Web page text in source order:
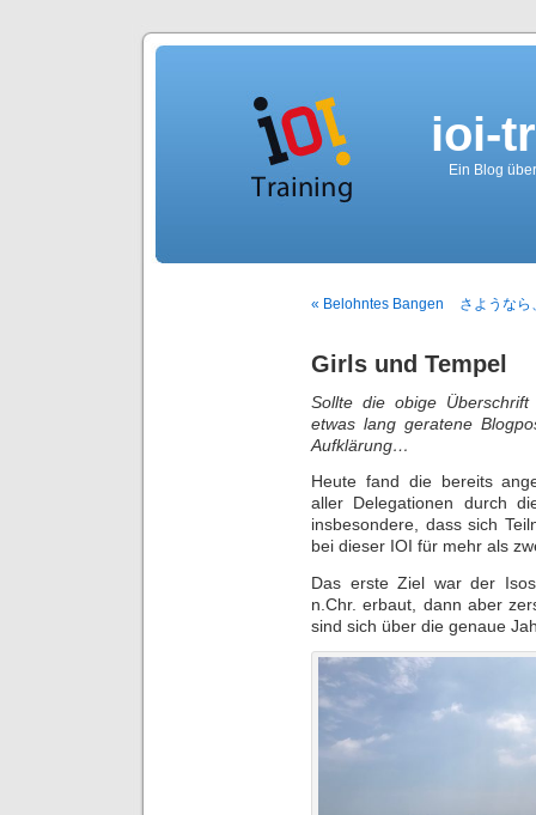
ioi-
Ein Blog
« Belohntes Bangen さような
Girls und Tempel
Sollte die obige
etwas lang geratene
Aufklärung…
Heute fand die bereits
aller Delegationen durch
insbesondere, dass sich
bei dieser IOI für mehr als
Das erste Ziel war der
n.Chr. erbaut, dann aber
sind sich über die genaue